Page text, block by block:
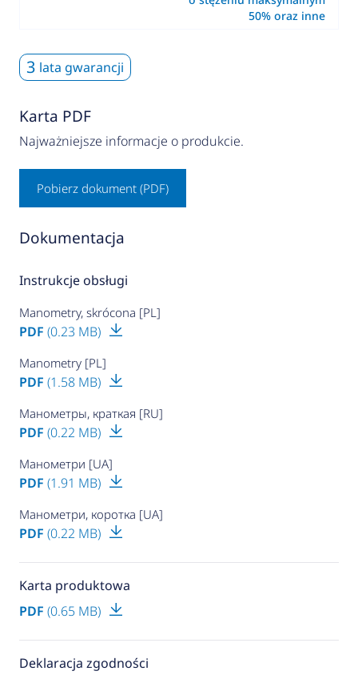
50% oraz inne
3 lata gwarancji
Karta PDF
Najważniejsze informacje o produkcie.
Pobierz dokument (PDF)
Dokumentacja
Instrukcje obsługi
Manometry, skrócona [PL]
PDF (0.23 MB)
Manometry [PL]
PDF (1.58 MB)
Манометры, краткая [RU]
PDF (0.22 MB)
Манометри [UA]
PDF (1.91 MB)
Манометри, коротка [UA]
PDF (0.22 MB)
Karta produktowa
PDF (0.65 MB)
Deklaracja zgodności